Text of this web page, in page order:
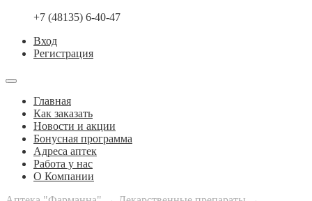
+7 (48135) 6-40-47
Вход
Регистрация
Главная
Как заказать
Новости и акции
Бонусная программа
Адреса аптек
Работа у нас
О Компании